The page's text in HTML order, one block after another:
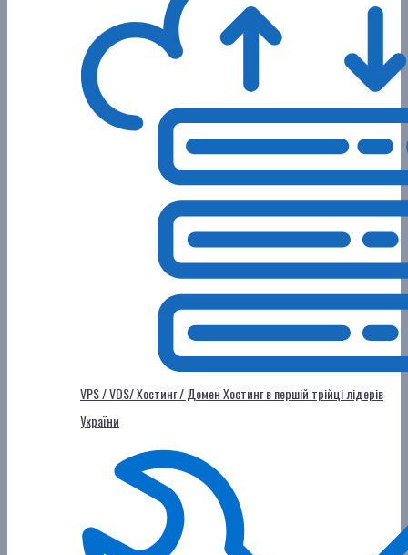
VPS / VDS/ Хостинг / ДоменХостинг в першій трійці лідерів
України